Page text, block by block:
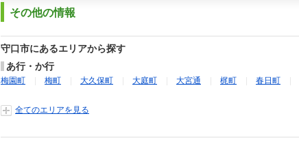
その他の情報
守口市にあるエリアから探す
あ行・か行
梅園町 梅町 大久保町 大庭町 大宮通 梶町 春日町
全てのエリアを見る